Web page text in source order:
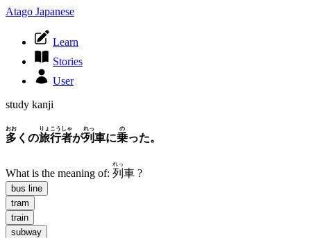
Atago Japanese
Learn
Stories
User
study kanji
多
おお
くの旅行者
りょこうしゃ
が列
れっ
車に乗
の
った。
What is the meaning of: 列
れっ
車 ?
bus line
tram
train
subway